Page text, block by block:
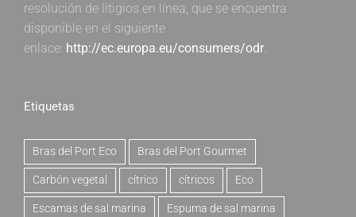
resolución de litigios en línea, que se encuentra
disponible en el siguiente
enlace: http://ec.europa.eu/consumers/odr.
Etiquetas
Bras del Port Eco Bras del Port Gourmet
Carbón vegetal cítrico cítricos Eco
Escamas de sal marina Espuma de sal marina